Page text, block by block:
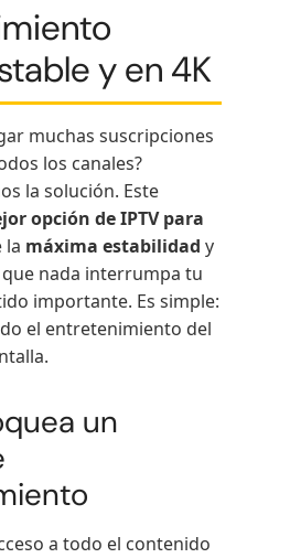
y en 4K
muchas suscripciones
los canales?
la solución. Este
opción de IPTV para
la máxima estabilidad y
nada interrumpa tu
importante. Es simple:
el entretenimiento del
un
a todo el contenido